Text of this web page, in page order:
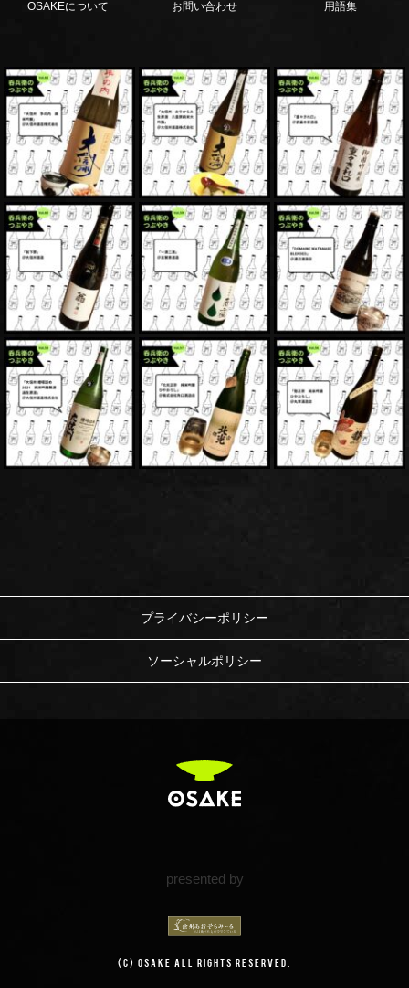
OSAKEについて お問い合わせ 用語集
プライバシーポリシー
ソーシャルポリシー
presented by
(c) OSAKE All Rights Reserved.